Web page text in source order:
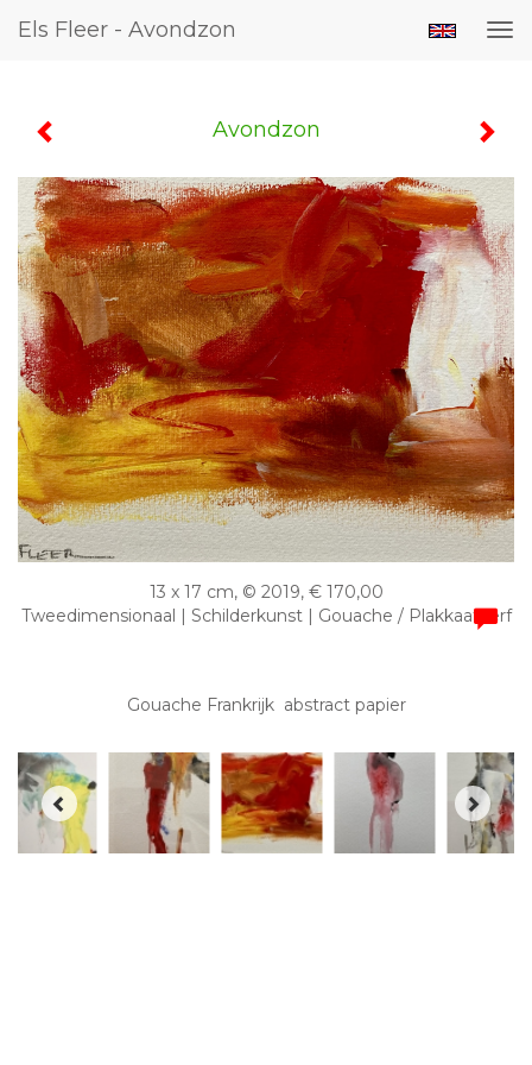
Els Fleer - Avondzon
Avondzon
13 x 17 cm, © 2019, € 170,00
Tweedimensionaal | Schilderkunst | Gouache / Plakkaatverf
Gouache Frankrijk abstract papier